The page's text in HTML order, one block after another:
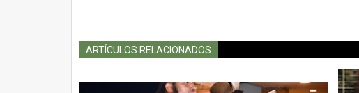
ARTÍCULOS RELACIONADOS